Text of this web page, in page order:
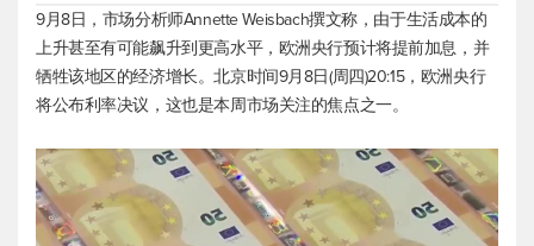
9月8日，市场分析师Annette Weisbach撰文称，由于生活成本的
上升甚至有可能飙升到更高水平，欧洲央行预计将提前加息，并
牺牲该地区的经济增长。北京时间9月8日(周四)20:15，欧洲央行
将公布利率决议，这也是本周市场关注的焦点之一。